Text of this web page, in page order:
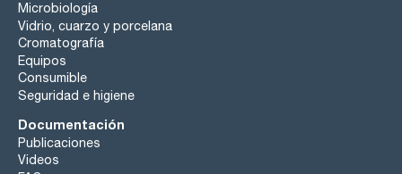
Microbiología
Vidrio, cuarzo y porcelana
Cromatografía
Equipos
Consumible
Seguridad e higiene
Documentación
Publicaciones
Videos